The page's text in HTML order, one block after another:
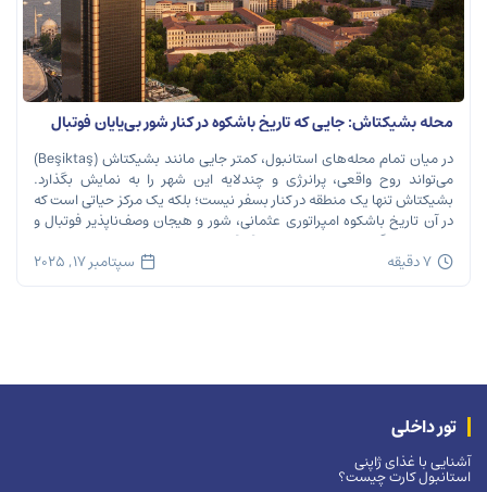
محله بشیکتاش: جایی که تاریخ باشکوه در کنار شور بی‌پایان فوتبال
در میان تمام محله‌های استانبول، کمتر جایی مانند بشیکتاش (Beşiktaş)
می‌تواند روح واقعی، پرانرژی و چندلایه این شهر را به نمایش بگذارد.
بشیکتاش تنها یک منطقه در کنار بسفر نیست؛ بلکه یک مرکز حیاتی است که
در آن تاریخ باشکوه امپراتوری عثمانی، شور و هیجان وصف‌ناپذیر فوتبال و
ریتم تند زندگی مدرن شهری در هم […]
7 دقیقه سپتامبر 17, 2025
تور داخلی
آشنایی با غذای ژاپنی
استانبول کارت چیست؟